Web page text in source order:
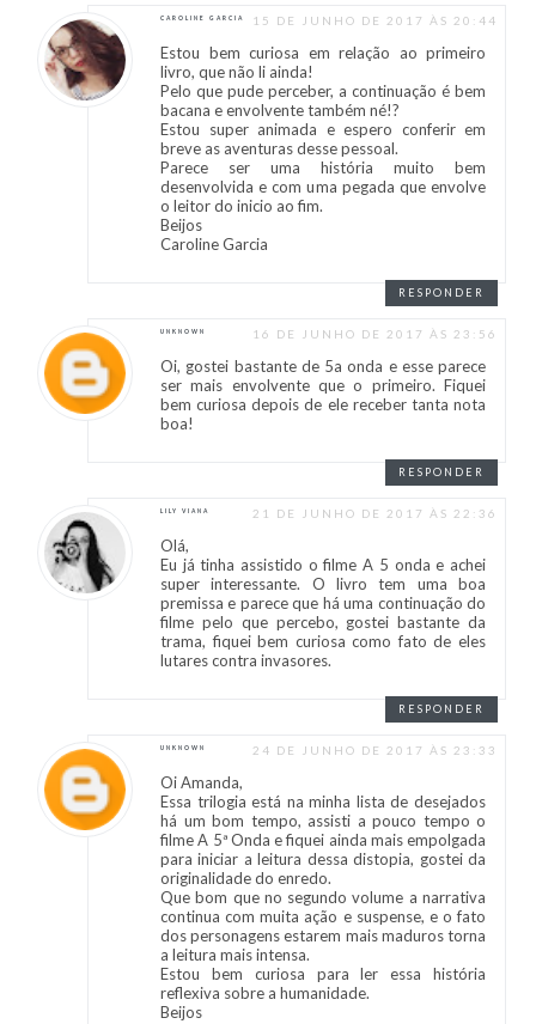
CAROLINE GARCIA 15 DE JUNHO DE 2017 ÀS 20:44
Estou bem curiosa em relação ao primeiro
livro, que não li ainda!
Pelo que pude perceber, a continuação é bem
bacana e envolvente também né!?
Estou super animada e espero conferir em
breve as aventuras desse pessoal.
Parece ser uma história muito bem
desenvolvida e com uma pegada que envolve
o leitor do inicio ao fim.
Beijos
Caroline Garcia
RESPONDER
UNKNOWN 16 DE JUNHO DE 2017 ÀS 23:56
Oi, gostei bastante de 5a onda e esse parece
ser mais envolvente que o primeiro. Fiquei
bem curiosa depois de ele receber tanta nota
boa!
RESPONDER
LILY VIANA 21 DE JUNHO DE 2017 ÀS 22:36
Olá,
Eu já tinha assistido o filme A 5 onda e achei
super interessante. O livro tem uma boa
premissa e parece que há uma continuação do
filme pelo que percebo, gostei bastante da
trama, fiquei bem curiosa como fato de eles
lutares contra invasores.
RESPONDER
UNKNOWN 24 DE JUNHO DE 2017 ÀS 23:33
Oi Amanda,
Essa trilogia está na minha lista de desejados
há um bom tempo, assisti a pouco tempo o
filme A 5ª Onda e fiquei ainda mais empolgada
para iniciar a leitura dessa distopia, gostei da
originalidade do enredo.
Que bom que no segundo volume a narrativa
continua com muita ação e suspense, e o fato
dos personagens estarem mais maduros torna
a leitura mais intensa.
Estou bem curiosa para ler essa história
reflexiva sobre a humanidade.
Beijos